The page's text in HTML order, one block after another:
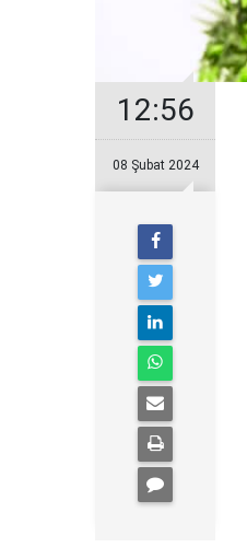
12:56
08 Şubat 2024